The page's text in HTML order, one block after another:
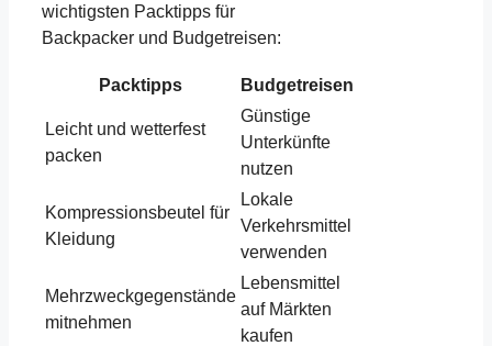
wichtigsten Packtipps für
Backpacker und Budgetreisen:
Packtipps Budgetreisen
Leicht und wetterfest
packen
Günstige
Unterkünfte
nutzen
Kompressionsbeutel für
Kleidung
Lokale
Verkehrsmittel
verwenden
Mehrzweckgegenstände
mitnehmen
Lebensmittel
auf Märkten
kaufen